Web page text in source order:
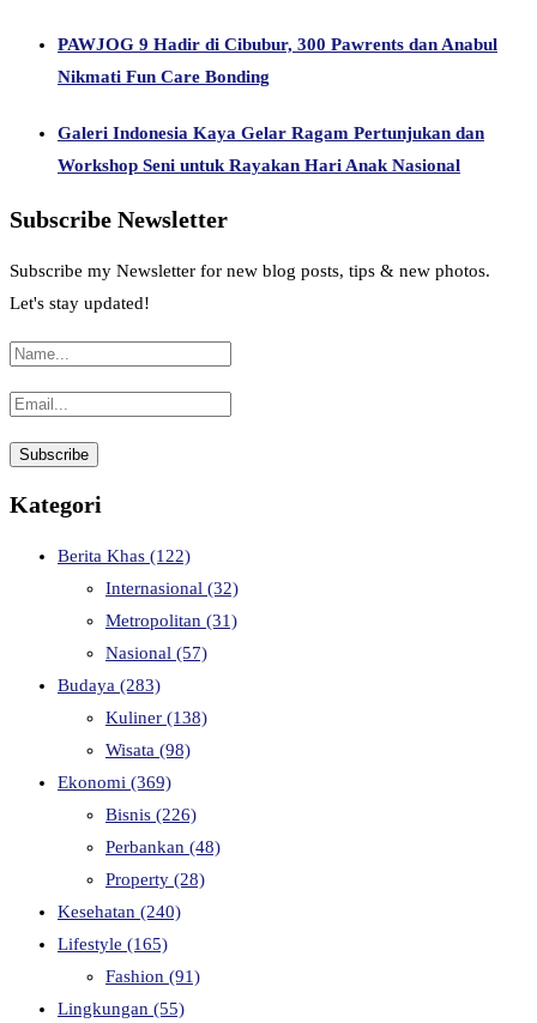
PAWJOG 9 Hadir di Cibubur, 300 Pawrents dan Anabul
Nikmati Fun Care Bonding
Galeri Indonesia Kaya Gelar Ragam Pertunjukan dan
Workshop Seni untuk Rayakan Hari Anak Nasional
Subscribe Newsletter
Subscribe my Newsletter for new blog posts, tips & new photos.
Let's stay updated!
Kategori
Berita Khas (122)
Internasional (32)
Metropolitan (31)
Nasional (57)
Budaya (283)
Kuliner (138)
Wisata (98)
Ekonomi (369)
Bisnis (226)
Perbankan (48)
Property (28)
Kesehatan (240)
Lifestyle (165)
Fashion (91)
Lingkungan (55)